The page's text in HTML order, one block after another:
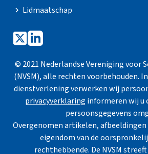
Lidmaatschap
© 2021 Nederlandse Vereniging voor
(NVSM), alle rechten voorbehouden.
dienstverlening verwerken wij
privacyverklaring informeren wij u
persoonsgegevens
Overgenomen artikelen,
eigendom van de
rechthebbende. De NVSM